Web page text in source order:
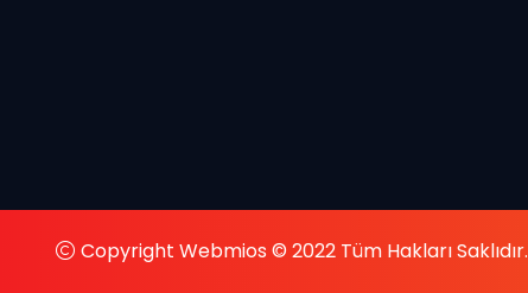
Copyright Webmios © 2022 Tüm Hakları Saklıdır.